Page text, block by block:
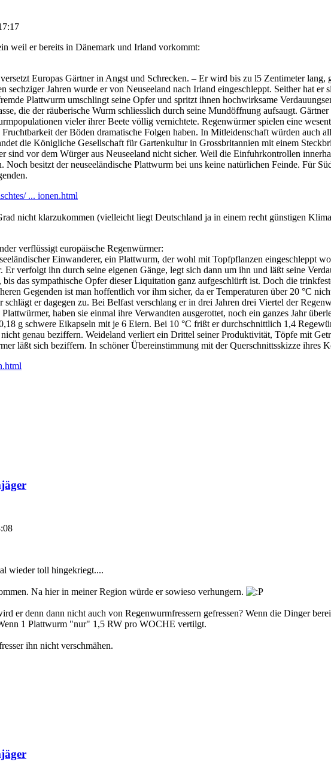
weil er bereits in Dänemark und Irland vorkommt:
Europas Gärtner in Angst und Schrecken. – Er wird bis zu l5 Zentimeter
sechziger Jahren wurde er von Neuseeland nach Irland eingeschleppt. Seither hat
Plattwurm umschlingt seine Opfer und spritzt ihnen hochwirksame
die der räuberische Wurm schliesslich durch seine Mundöffnung aufsaugt.
vieler ihrer Beete völlig vernichtete. Regenwürmer spielen eine
der Böden dramatische Folgen haben. In Mitleidenschaft würden auch
die Königliche Gesellschaft für Gartenkultur in Grossbritannien mit einem
sind vor dem Würger aus Neuseeland nicht sicher. Weil die Einfuhrkontrollen
Noch besitzt der neuseeländische Plattwurm bei uns keine natürlichen Feinde. Für
... ionen.html
nicht klarzukommen (vielleicht liegt Deutschland ja in einem recht günstigen
verflüssigt europäische Regenwürmer:
Einwanderer, ein Plattwurm, der wohl mit Topfpflanzen eingeschleppt
Er verfolgt ihn durch seine eigenen Gänge, legt sich dann um ihn und läßt seine
das sympathische Opfer dieser Liquitation ganz aufgeschlürft ist. Doch die
Gegenden ist man hoffentlich vor ihm sicher, da er Temperaturen über 20 °C
er dagegen zu. Bei Belfast verschlang er in drei Jahren drei Viertel der
haben sie einmal ihre Verwandten ausgerottet, noch ein ganzes Jahr
g schwere Eikapseln mit je 6 Eiern. Bei 10 °C frißt er durchschnittlich 1,4
genau beziffern. Weideland verliert ein Drittel seiner Produktivität, Töpfe mit
läßt sich beziffern. In schöner Übereinstimmung mit der Querschnittsskizze ihres
wieder toll hingekriegt....
Na hier in meiner Region würde er sowieso verhungern.
er denn dann nicht auch von Regenwurmfressern gefressen? Wenn die Dinger
1 Plattwurm "nur" 1,5 RW pro WOCHE vertilgt.
ihn nicht verschmähen.